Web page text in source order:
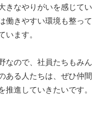
きなやりがいを感じてい
働きやすい環境も整って
います。
なので、社員たちもみん
ある人たちは、ぜひ仲間
推進していきたいです。